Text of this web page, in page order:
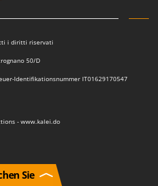
i diritti riservati
50/D
Identifikationsnummer IT01629170547
- www.kalei.do
Sie